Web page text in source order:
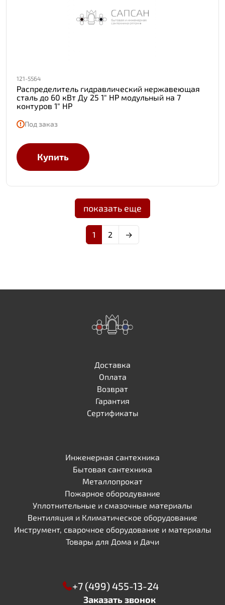
121-5564
Распределитель гидравлический нержавеющая
сталь до 60 кВт Ду 25 1" НР модульный на 7
контуров 1" НР
Под заказ
Купить
показать еще
1 2 →
Доставка
Оплата
Возврат
Гарантия
Сертификаты
Инженерная сантехника
Бытовая сантехника
Металлопрокат
Пожарное обородувание
Уплотнительные и смазочные материалы
Вентиляция и Климатическое оборудование
Инструмент, сварочное оборудование и материалы
Товары для Дома и Дачи
+7 (499) 455-13-24
Заказать звонок